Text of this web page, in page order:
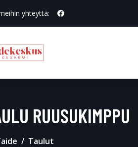
yhteyttä:
RUUSUKIMPPU
Taulut